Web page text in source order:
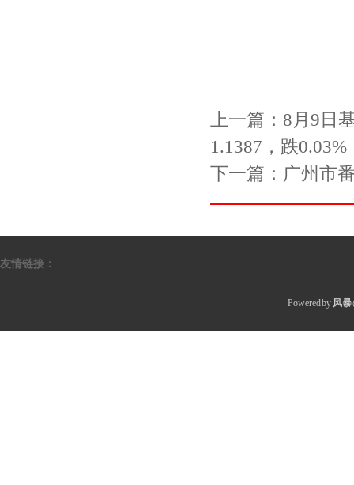
上一篇： 8月9日
1.1387，跌0.03%
下一篇： 广州市
友情链接：
Powered by 风暴